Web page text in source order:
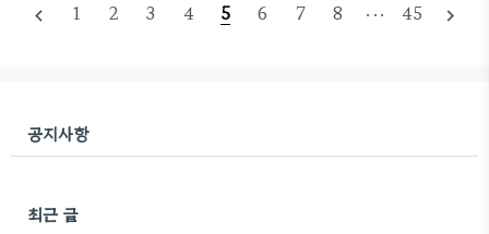
율 : 6.9% “따님은 어머님을 보거나 목소리를 들을 수 없고요.그냥 따
navigate_before 1 2 3 4 5 6 7 8 ··· 45 navigate_next
공지사항
최근 글